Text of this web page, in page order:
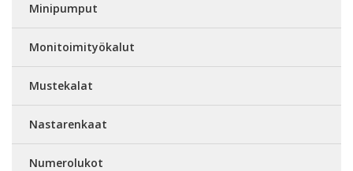
Minipumput
Monitoimityökalut
Mustekalat
Nastarenkaat
Numerolukot